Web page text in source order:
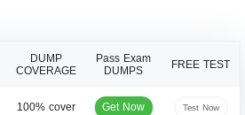
DUMP
COVERAGE
Pass Exam
DUMPS
FREE TEST
100% cover Get Now Test Now